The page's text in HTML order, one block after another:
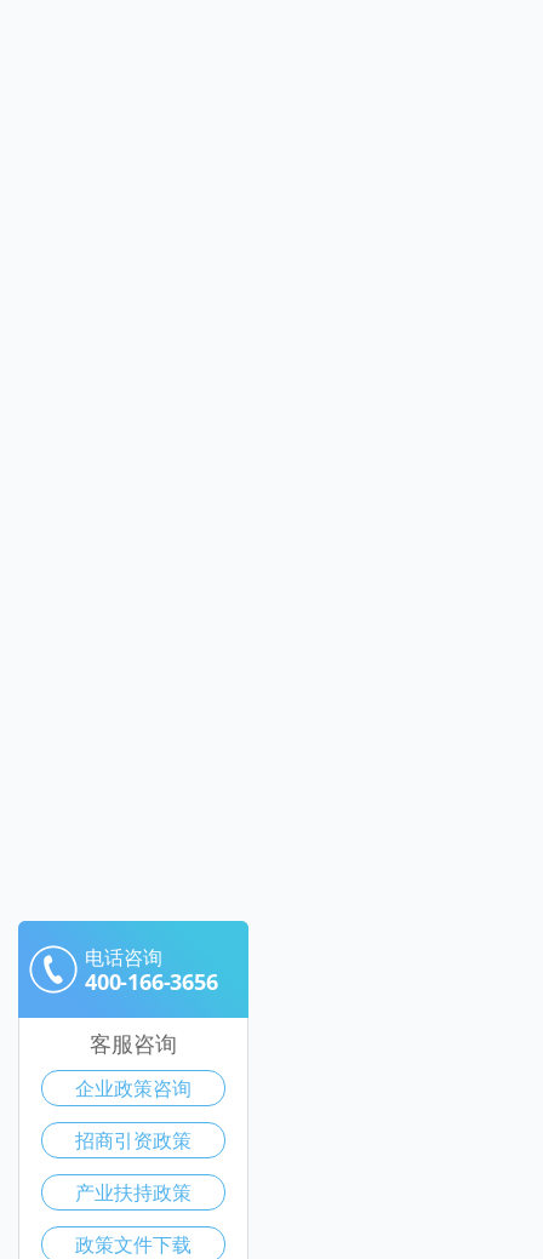
电话咨询
400-166-3656
客服咨询
企业政策咨询
招商引资政策
产业扶持政策
政策文件下载